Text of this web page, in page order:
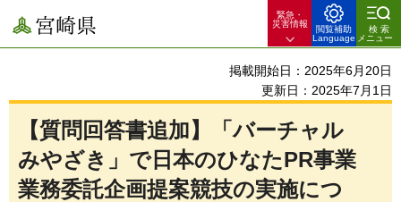
宮崎県
緊急・
災害情報
閲覧補助
Language
検索
メニュー
掲載開始日：2025年6月20日
更新日：2025年7月1日
【質問回答書追加】「バーチャル
みやざき」で日本のひなたPR事業
業務委託企画提案競技の実施につ